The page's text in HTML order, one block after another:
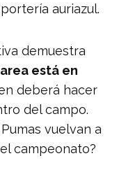
auriazul.
demuestra
está en
deberá hacer
del campo.
vuelvan a
campeonato?